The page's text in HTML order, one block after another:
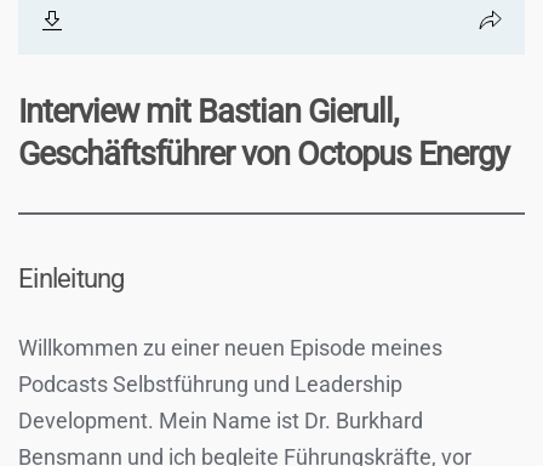
Interview mit Bastian Gierull,
Geschäftsführer von Octopus Energy
Einleitung
Willkommen zu einer neuen Episode meines
Podcasts Selbstführung und Leadership
Development. Mein Name ist Dr. Burkhard
Bensmann und ich begleite Führungskräfte, vor